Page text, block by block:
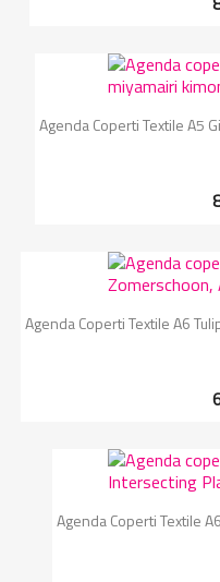
Agenda Coperti Textile A5
Agenda Coperti Textile A6
Agenda Coperti Textile